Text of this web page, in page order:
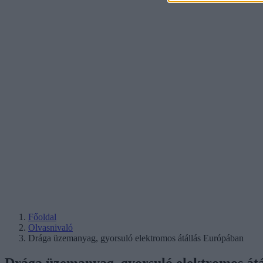
Főoldal
Olvasnivaló
Drága üzemanyag, gyorsuló elektromos átállás Európában